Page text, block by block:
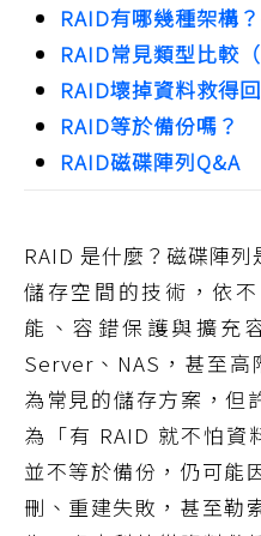
RAID有哪幾種架構
RAID常見類型比較
RAID壞掉資料救得
RAID等於備份嗎？
RAID磁碟陣列Q&A
RAID 是什麼？磁碟陣
儲存空間的技術，依
能、容錯保護與擴充
Server、NAS，甚至高
為常見的儲存方案，但
為「有 RAID 就不怕資
並不等於備份，仍可能
刪、重建失敗，甚至勒